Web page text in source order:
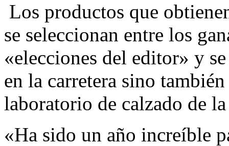
Los productos que
se seleccionan entre los
«elecciones del editor» y
en la carretera sino
laboratorio de calzado de
«Ha sido un año increíble